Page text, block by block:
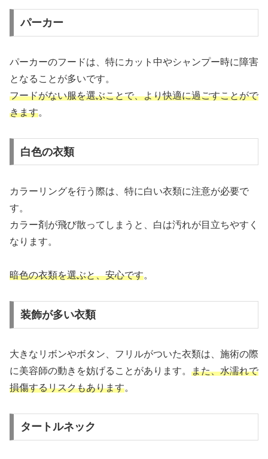
パーカー
パーカーのフードは、特にカット中やシャンプー時に障害
となることが多いです。
フードがない服を選ぶことで、より快適に過ごすことがで
きます。
白色の衣類
カラーリングを行う際は、特に白い衣類に注意が必要で
す。
カラー剤が飛び散ってしまうと、白は汚れが目立ちやすく
なります。
暗色の衣類を選ぶと、安心です。
装飾が多い衣類
大きなリボンやボタン、フリルがついた衣類は、施術の際
に美容師の動きを妨げることがあります。 また、水濡れで
損傷するリスクもあります。
タートルネック